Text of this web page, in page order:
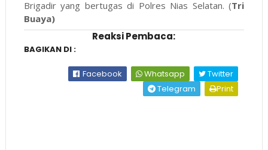
Brigadir yang bertugas di Polres Nias Selatan. (Tri
Buaya)
Reaksi Pembaca:
BAGIKAN DI :
Facebook Whatsapp
Twitter
Telegram
Print